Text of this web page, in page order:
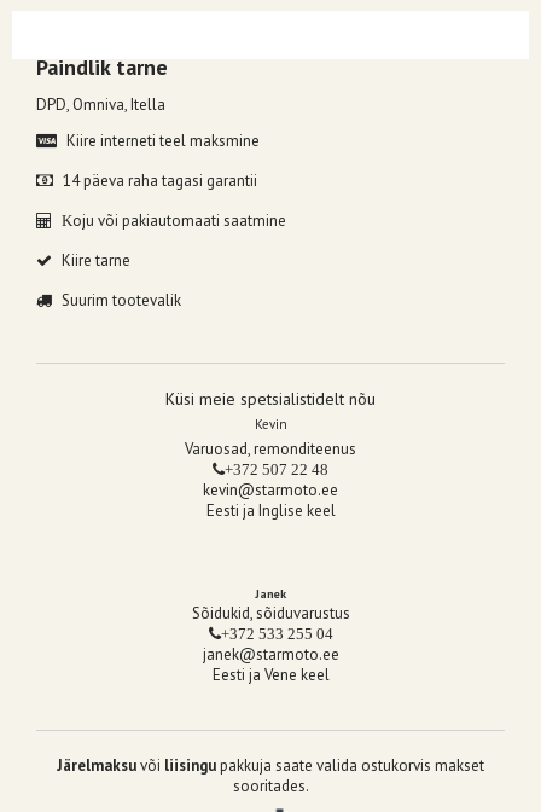
Paindlik tarne
DPD, Omniva, Itella
Kiire interneti teel maksmine
14 päeva raha tagasi garantii
Koju või pakiautomaati saatmine
Kiire tarne
Suurim tootevalik
Küsi meie spetsialistidelt nõu
Kevin
Varuosad, remonditeenus
+372 507 22 48
kevin@starmoto.ee
Eesti ja Inglise keel
Janek
Sõidukid, sõiduvarustus
+372 533 255 04
janek@starmoto.ee
Eesti ja Vene keel
Järelmaksuvõi liisingupakkuja saate valida ostukorvis makset
sooritades.